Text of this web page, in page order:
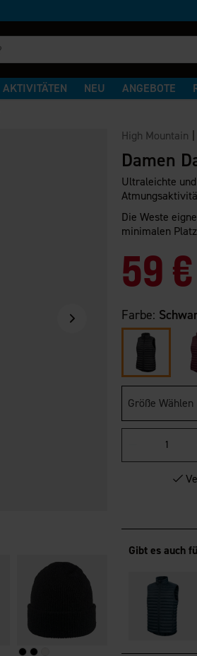
AKTIVITÄTEN NEU ANGEBOTE
High Mountain
Damen
Ultraleichte
Die Weste
minimalen
59 €
Farbe:
Größe Wählen
Gibt es auch